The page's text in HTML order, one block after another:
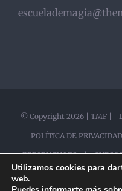
© Copyright 2026 | TMF|
POLÍTICA DE
PRESENCIALES |
Utilizamos cookies para
web.